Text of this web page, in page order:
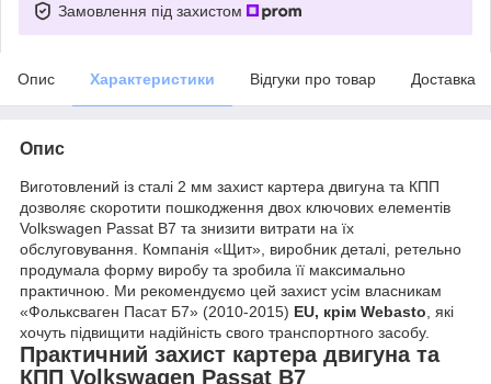
Замовлення під захистом
Опис Характеристики Відгуки про товар Доставка
Опис
Виготовлений із сталі 2 мм захист картера двигуна та КПП
дозволяє скоротити пошкодження двох ключових елементів
Volkswagen Passat В7 та знизити витрати на їх
обслуговування. Компанія «Щит», виробник деталі, ретельно
продумала форму виробу та зробила її максимально
практичною. Ми рекомендуємо цей захист усім власникам
«Фольксваген Пасат Б7» (2010-2015) EU, крім Webasto , які
хочуть підвищити надійність свого транспортного засобу.
Практичний захист картера двигуна та
КПП Volkswagen Passat В7